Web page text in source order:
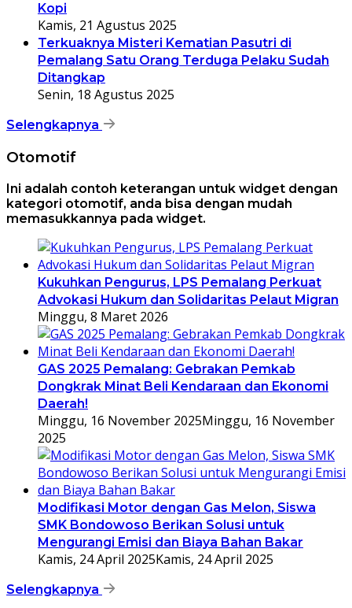
Kopi
Kamis, 21 Agustus 2025
Terkuaknya Misteri Kematian Pasutri di
Pemalang Satu Orang Terduga Pelaku Sudah
Ditangkap
Senin, 18 Agustus 2025
Selengkapnya
Otomotif
Ini adalah contoh keterangan untuk widget dengan
kategori otomotif, anda bisa dengan mudah
memasukkannya pada widget.
Kukuhkan Pengurus, LPS Pemalang Perkuat
Advokasi Hukum dan Solidaritas Pelaut Migran
Minggu, 8 Maret 2026
GAS 2025 Pemalang: Gebrakan Pemkab
Dongkrak Minat Beli Kendaraan dan Ekonomi
Daerah!
Minggu, 16 November 2025Minggu, 16 November
2025
Modifikasi Motor dengan Gas Melon, Siswa
SMK Bondowoso Berikan Solusi untuk
Mengurangi Emisi dan Biaya Bahan Bakar
Kamis, 24 April 2025Kamis, 24 April 2025
Selengkapnya